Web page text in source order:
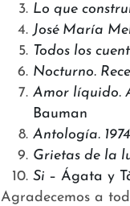
Lo que
José María
Todos los
Nocturno.
Amor líquido.
Bauman
Antología.
Grietas de la
Si – Ágata y
Agradecemos a